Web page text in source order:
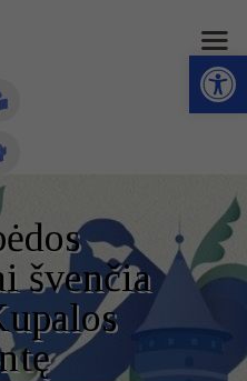
Open toolbar
švenčia